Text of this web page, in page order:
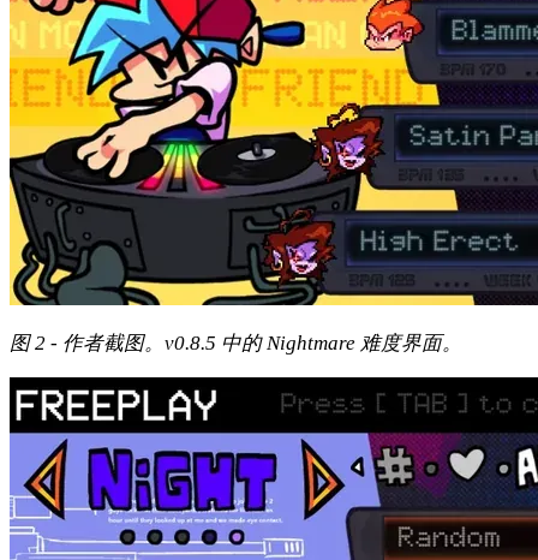
图 2 - 作者截图。v0.8.5 中的 Nightmare 难度界面。